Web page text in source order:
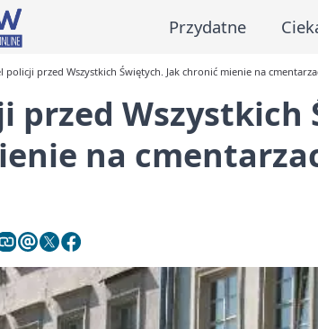
Przydatne
policji przed Wszystkich Świętych. Jak chronić mienie na
przed Wszystkich
na